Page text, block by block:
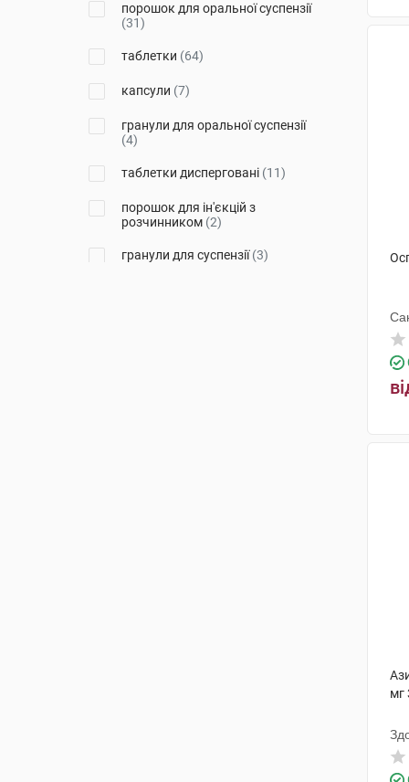
Зентіва Саглик Урунлері Санаї
ве Тіджарет А.Ш
Венус Ремедіс Лімітед
Нектар Лайфсайнсіз
Свісс Перентералс(5)
порошок для оральної суспензії
(31)
таблетки (64)
капсули (7)
гранули для оральної суспензії
(4)
таблетки дисперговані (11)
порошок для ін'єкцій з
розчинником (2)
гранули для суспензії(3)
мг